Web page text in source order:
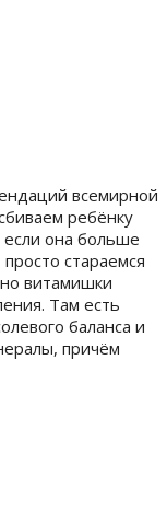
всемирной
ребёнку
если она больше
стараемся
витамишки
Там есть
баланса и
причём